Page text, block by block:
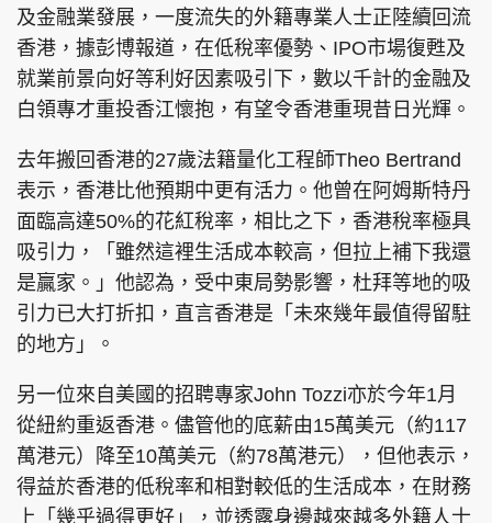
及金融業發展，一度流失的外籍專業人士正陸續回流
香港，據彭博報道，在低稅率優勢、IPO市場復甦及
就業前景向好等利好因素吸引下，數以千計的金融及
白領專才重投香江懷抱，有望令香港重現昔日光輝。
去年搬回香港的27歲法籍量化工程師Theo Bertrand
表示，香港比他預期中更有活力。他曾在阿姆斯特丹
面臨高達50%的花紅稅率，相比之下，香港稅率極具
吸引力，「雖然這裡生活成本較高，但拉上補下我還
是贏家。」他認為，受中東局勢影響，杜拜等地的吸
引力已大打折扣，直言香港是「未來幾年最值得留駐
的地方」。
另一位來自美國的招聘專家John Tozzi亦於今年1月
從紐約重返香港。儘管他的底薪由15萬美元（約117
萬港元）降至10萬美元（約78萬港元），但他表示，
得益於香港的低稅率和相對較低的生活成本，在財務
上「幾乎過得更好」，並透露身邊越來越多外籍人士